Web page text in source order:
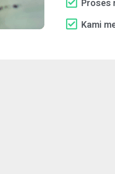
Proses
Kami